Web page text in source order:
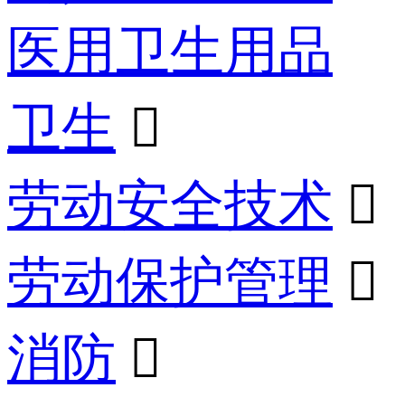
医用卫生用品
卫生 
劳动安全技术 
劳动保护管理 
消防 